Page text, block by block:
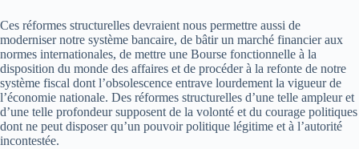
Ces réformes structurelles devraient nous permettre aussi de
moderniser notre système bancaire, de bâtir un marché financier aux
normes internationales, de mettre une Bourse fonctionnelle à la
disposition du monde des affaires et de procéder à la refonte de notre
système fiscal dont l’obsolescence entrave lourdement la vigueur de
l’économie nationale. Des réformes structurelles d’une telle ampleur et
d’une telle profondeur supposent de la volonté et du courage politiques
dont ne peut disposer qu’un pouvoir politique légitime et à l’autorité
incontestée.